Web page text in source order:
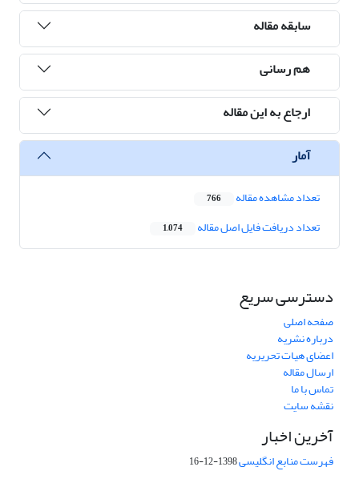
سابقه مقاله
هم رسانی
ارجاع به این مقاله
آمار
تعداد مشاهده مقاله 766
تعداد دریافت فایل اصل مقاله 1,074
دسترسی سریع
صفحه اصلی
درباره نشریه
اعضای هیات تحریریه
ارسال مقاله
تماس با ما
نقشه سایت
آخرین اخبار
فهرست منابع انگلیسی1398-12-16